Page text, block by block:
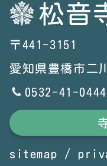
松音
〒441-3151
愛知県豊橋市二
0532-41-0444
sitemap /